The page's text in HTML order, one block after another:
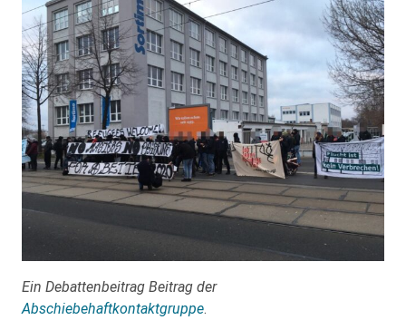
Ein Debattenbeitrag Beitrag der
Abschiebehaftkontaktgruppe.